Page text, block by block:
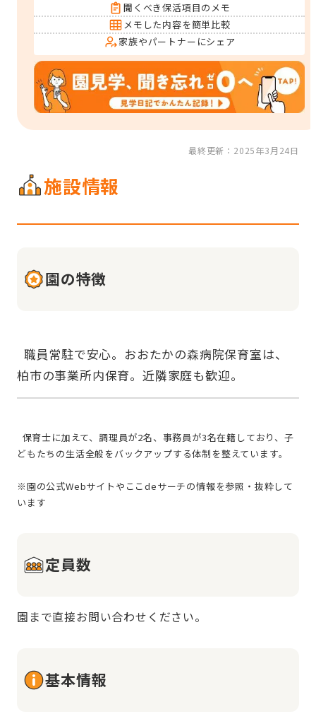
聞くべき保活項目のメモ
メモした内容を簡単比較
家族やパートナーにシェア
最終更新：2025年3月24日
施設情報
園の特徴
どもたちの生活全般をバックアップする体制を整えています。
※園の公式Webサイトやここdeサーチの情報を参照・抜粋して
定員数
園まで直接お問い合わせください。
基本情報